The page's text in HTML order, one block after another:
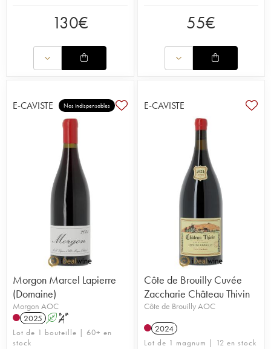
130€ 55€
E-CAVISTE Nos indispensables
Morgon Marcel Lapierre
(Domaine)
Morgon AOC
2025 A S
Lot de 1 bouteille | 60+ en
stock
E-CAVISTE
Côte de Brouilly Cuvée
Zaccharie Château Thivin
Côte de Brouilly AOC
2024
Lot de 1 magnum | 12 en stock